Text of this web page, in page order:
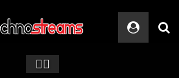
🏳️‍🌈